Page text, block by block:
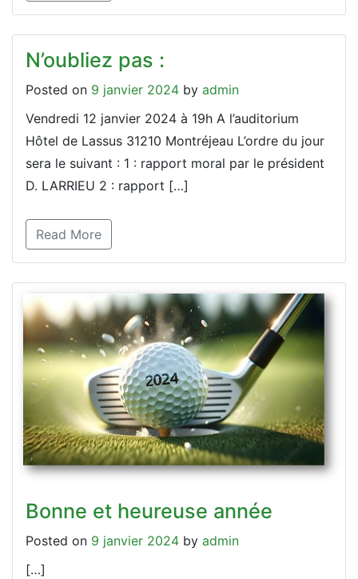
N’oubliez pas :
Posted on 9 janvier 2024 by admin
Vendredi 12 janvier 2024 à 19h A l’auditorium
Hôtel de Lassus 31210 Montréjeau L’ordre du jour
sera le suivant : 1 : rapport moral par le président
D. LARRIEU 2 : rapport […]
Read More
Bonne et heureuse année
Posted on 9 janvier 2024 by admin
[…]